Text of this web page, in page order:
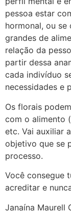
pessoa estar
hormonal, ou
grandes de
relação da
partir dessa
cada indivíduo
necessidades e
Os florais
com o alimento
etc. Vai auxiliar
objetivo que se
processo.
Você consegue
acreditar e
Janaína Maurell